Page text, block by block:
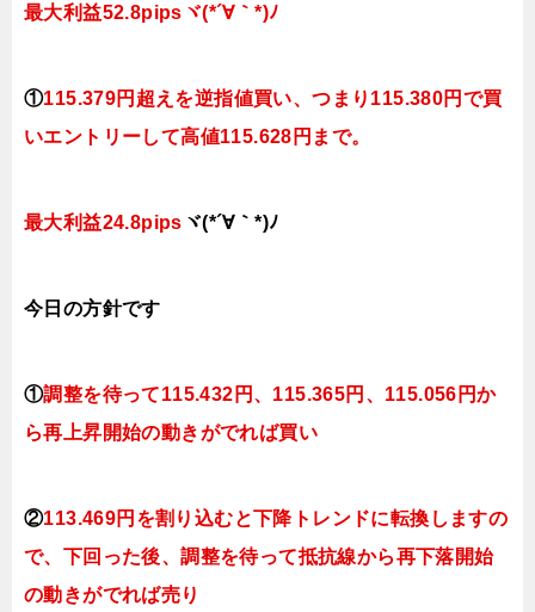
最大利益52.8pipsヾ(*´∀｀*)ﾉ
①115.379円超えを逆指値買い、つまり 115.380円で買
いエントリーして高値115.628円まで。
最大利益24.8pips ヾ(*´∀｀*)ﾉ
今日 の方針です
①調整を待って115.432円、115.365円、115.056円か
ら再上昇開始の動きがでれば買い
②113.469円を割り込むと下降トレンドに転換しますの
で、下回った後、調整を待って抵抗線から再下落開始
の動きがでれば売り